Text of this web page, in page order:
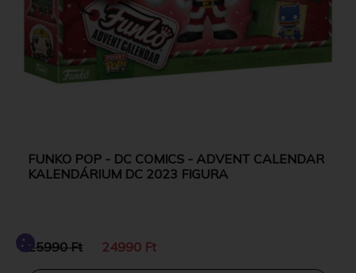
FUNKO POP - DC COMICS - ADVENT CALENDAR
KALENDÁRIUM DC 2023 FIGURA
25990 Ft 24990 Ft